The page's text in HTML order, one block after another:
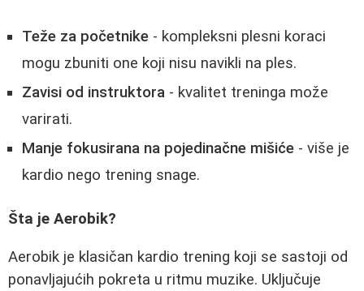
Teže za početnike - kompleksni plesni koraci
mogu zbuniti one koji nisu navikli na ples.
Zavisi od instruktora - kvalitet treninga može
varirati.
Manje fokusirana na pojedinačne mišiće - više je
kardio nego trening snage.
Šta je Aerobik?
Aerobik je klasičan kardio trening koji se sastoji od
ponavljajućih pokreta u ritmu muzike. Uključuje